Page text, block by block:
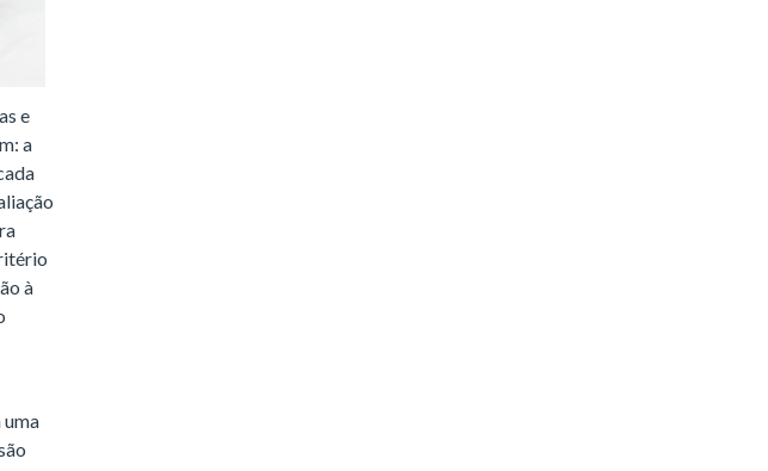
e
a
à
uma